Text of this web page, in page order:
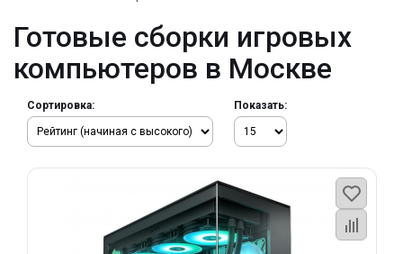
Готовые сборки игровых
компьютеров в Москве
Сортировка: Показать: